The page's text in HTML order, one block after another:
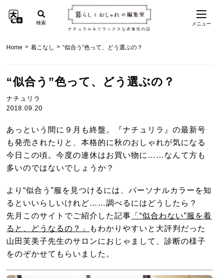
ナチュラル＆リラックスな衣食住の話
検索 メニュー
Home > 着こなし > “似合う”色って、どう選ぶの？
“似合う”色って、どう選ぶの？
ナチュリラ
2018.09.20
あっという間に９月も終盤。『ナチュリラ』の最新号
も発売されたりと、本格的に秋のおしゃれが気になる
今日この頃。今度の連休はお買い物に……なんて方も
多いのではないでしょうか？
より“似合う”服を見つけるには、パーソナルカラーを知
るといいらしいけれど……調べるにはどうしたら？
先月このサイトでご紹介した記事 「“似合わない”服を着
ると、どうなるの？」
もわかりやすいと大評判だった
山田芙美子先生のサロンにおじゃまして、診断の様子
をのぞかせてもらいました。